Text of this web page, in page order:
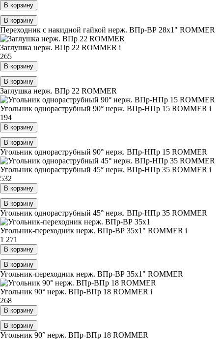
В корзину
В корзину
Переходник с накидной гайкой нерж. ВПр-ВР 28х1" ROMMER
Заглушка нерж. ВПр 22 ROMMER i
265
В корзину
В корзину
Заглушка нерж. ВПр 22 ROMMER
Угольник однораструбный 90° нерж. ВПр-НПр 15 ROMMER i
194
В корзину
В корзину
Угольник однораструбный 90° нерж. ВПр-НПр 15 ROMMER
Угольник однораструбный 45° нерж. ВПр-НПр 35 ROMMER i
532
В корзину
В корзину
Угольник однораструбный 45° нерж. ВПр-НПр 35 ROMMER
Угольник-переходник нерж. ВПр-ВР 35х1" ROMMER i
1 271
В корзину
В корзину
Угольник-переходник нерж. ВПр-ВР 35х1" ROMMER
Угольник 90° нерж. ВПр-ВПр 18 ROMMER i
268
В корзину
В корзину
Угольник 90° нерж. ВПр-ВПр 18 ROMMER